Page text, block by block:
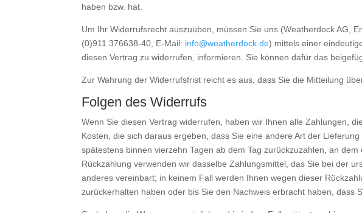
haben bzw. hat.
Um Ihr Widerrufsrecht auszuüben, müssen Sie uns (Weatherdock AG,
(0)911 376638-40, E-Mail: info@weatherdock.de) mittels einer
diesen Vertrag zu widerrufen, informieren. Sie können dafür das
Zur Wahrung der Widerrufsfrist reicht es aus, dass Sie die Mitteilung
Folgen des Widerrufs
Wenn Sie diesen Vertrag widerrufen, haben wir Ihnen alle Zahlungen,
Kosten, die sich daraus ergeben, dass Sie eine andere Art der
spätestens binnen vierzehn Tagen ab dem Tag zurückzuzahlen, an
Rückzahlung verwenden wir dasselbe Zahlungsmittel, das Sie bei der
anderes vereinbart; in keinem Fall werden Ihnen wegen dieser
zurückerhalten haben oder bis Sie den Nachweis erbracht haben, dass